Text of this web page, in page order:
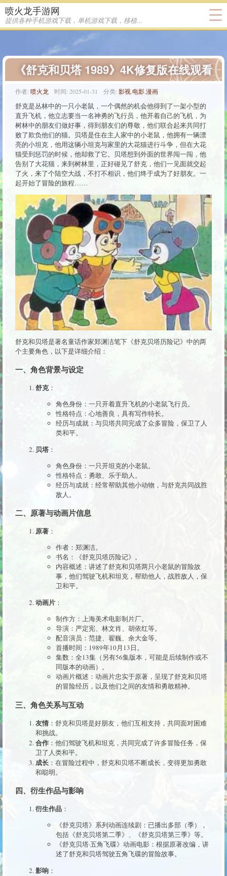
喷火龙手游网
提供各种手机游戏下载，单机游戏下载，移植游戏下载
《舒克和贝塔 1989》4K修复版在线观看
作者: 喷火龙 时间: 2025-01-31 分类: 影视电影漫画
舒克是丛林中的一只小老鼠，一个偶然的机会他得到了一架小型的
直升飞机，他立志要当一名神勇的飞行员，他开着自己的飞机，为
树林中的朋友们做好事，得到朋友们的尊敬，他们联合起来共同打
败了欺负他们的猫。贝塔是住在主人家中的小老鼠，他拥有一辆漂
亮的小坦克，他用这辆小坦克与家里的大花猫进行斗争，但在大花
猫受到惩罚的时候，他却救了它。贝塔想到外面的世界闯一闯，他
告别了大花猫，来到树林里，正好碰见了舒克，他们一见面就交起
了火，来了个陆空大战，不打不相识，他们终于成为了好朋友。一
起开始了冒险的旅程……
舒克和贝塔是著名童话作家郑渊洁笔下《舒克贝塔历险记》中的两
个主要角色，以下是详细介绍：
一、角色背景与设定
舒克：
角色身份：一只开着直升飞机的小老鼠飞行员。
性格特点：心地善良，具有写作特长。
经历与成就：与贝塔共同完成了众多冒险，保卫了人
类和平。
贝塔 ：
角色身份：一只开坦克的小老鼠。
性格特点：勇敢、乐于助人。
经历与成就：经常帮助其他小动物，与舒克共同战胜
敌人。
二、原著与动画片信息
原著 ：
作者：郑渊洁。
书名：《舒克贝塔历险记》。
内容概述：讲述了舒克和贝塔两只小老鼠的冒险故
事，他们驾驶飞机和坦克，帮助他人，战胜敌人，保
卫和平。
动画片 ：
制作方：上海美术电影制片厂。
导演：严定宪、林文肖、胡依红等。
配音演员：范捷、翟巍、余大金等。
首播时间：1989年10月13日。
集数：全13集（另有56集版本，可能是后续制作或不
同版本的动画）。
动画片概述：动画片忠实于原著，呈现了舒克和贝塔
的冒险经历，以及他们之间的友情和勇敢精神。
三、角色关系与互动
友情 ：舒克和贝塔是好朋友，他们互相支持，共同面对困难
和挑战。
合作 ：他们驾驶飞机和坦克，共同完成了许多冒险任务，保
卫了人类和平。
成长 ：在冒险过程中，舒克和贝塔不断成长，变得更加勇敢
和聪明。
四、衍生作品与影响
衍生作品 ：
《舒克贝塔》系列动画连续剧：已播出多部（季），
包括《舒克贝塔第二季》、《舒克贝塔第三季》等。
《舒克贝塔·五角飞碟》动画电影：根据原著改编，讲
述了舒克和贝塔驾驶五角飞碟的冒险故事。
影响 ：